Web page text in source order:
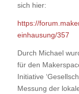
sich hier:
https://
einhausung/357
Durch Michael
für den
Initiative
Messung der